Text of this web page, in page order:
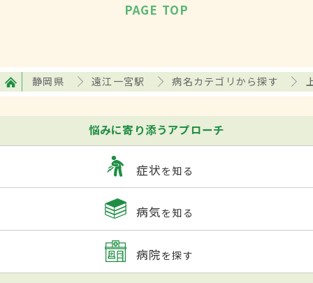
PAGE TOP
静岡県 遠江一宮駅 病名カテゴリから探す
悩みに寄り添うアプローチ
症状を知る
病気を知る
病院を探す